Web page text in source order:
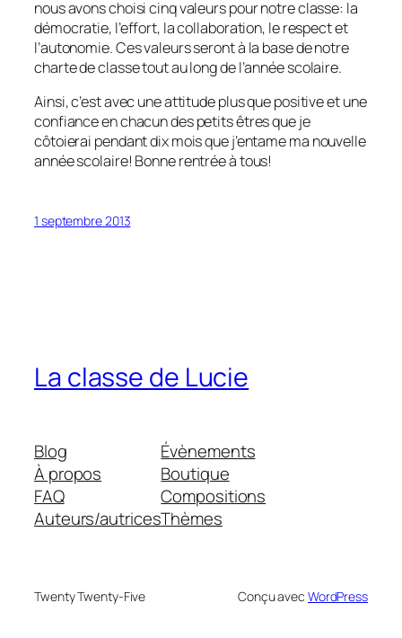
nous avons choisi cinq valeurs pour notre classe: la
démocratie, l’effort, la collaboration, le respect et
l’autonomie. Ces valeurs seront à la base de notre
charte de classe tout au long de l’année scolaire.
Ainsi, c’est avec une attitude plus que positive et une
confiance en chacun des petits êtres que je
côtoierai pendant dix mois que j’entame ma nouvelle
année scolaire! Bonne rentrée à tous!
1 septembre 2013
La classe de Lucie
Blog
À propos
FAQ
Auteurs/autrices
Évènements
Boutique
Compositions
Thèmes
Twenty Twenty-Five Conçu avec WordPress